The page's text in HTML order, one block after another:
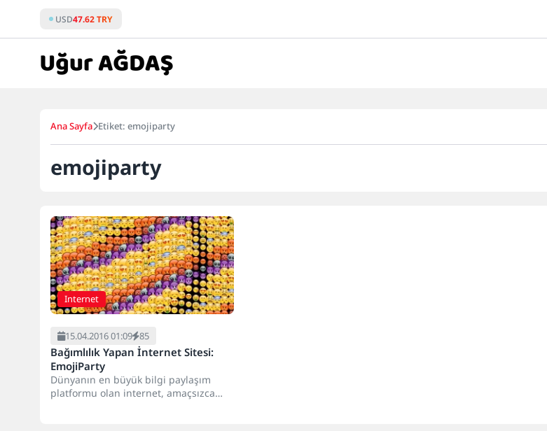
content
USD47.62 TRY
Ana Sayfa Etiket: emojiparty
emojiparty
Internet
15.04.2016 01:09 85
Bağımlılık Yapan İnternet Sitesi:
EmojiParty
Dünyanın en büyük bilgi paylaşım
platformu olan internet, amaçsızca